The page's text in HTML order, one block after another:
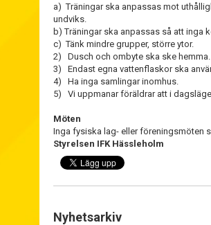
a) Träningar ska anpassas mot
undviks.
b) Träningar ska anpassas så att inga
c) Tänk mindre grupper, större ytor.
2) Dusch och ombyte ska ske hemma.
3) Endast egna vattenflaskor ska
4) Ha inga samlingar inomhus.
5) Vi uppmanar föräldrar att i
Möten
Inga fysiska lag- eller föreningsmöten
Styrelsen IFK Hässleholm
Nyhetsarkiv